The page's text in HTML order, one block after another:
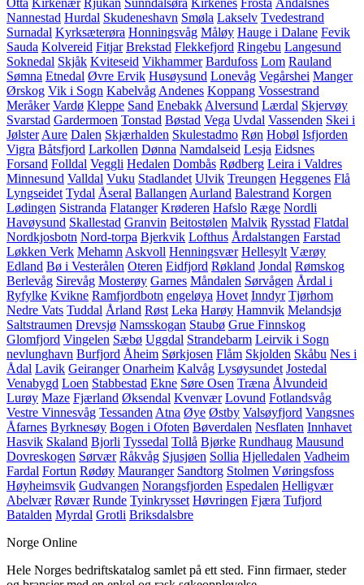
Nannestad Hurdal Skudeneshavn Smøla Lakselv Tvedestrand
Surnadal Kyrksæterøra Honningsvåg Måløy Hauge i Dalane Fevik
Sauda Kolvereid Fitjar Brekstad Flekkefjord Ringebu Langesund
Soknedal Skjåk Kviteseid Vikhammer Bardufoss Lom Rauland
Sømna Etnedal Øvre Ervik Husøysund Lonevåg Vegårshei Manger
Ørskog Vik i Sogn Kabelvåg Andenes Koppang Vossestrand
Meråker Vardø Kleppe Sand Enebakk Alversund Lærdal Skjervøy
Svarstad Gardermoen Tonstad Bøstad Vega Uvdal Vassenden Skei i
Jølster Aure Dalen Skjærhalden Skulestadmo Røn Hobøl Isfjorden
Vigra Båtsfjord Larkollen Dønna Namdalseid Lesja Eidsnes
Forsand Folldal Veggli Hedalen Dombås Rødberg Leira i Valdres
Minnesund Valldal Vuku Stadlandet Ulvik Treungen Heggenes Flå
Lyngseidet Tydal Åseral Ballangen Aurland Balestrand Korgen
Lødingen Sistranda Flatanger Krøderen Hafslo Ræge Nordli
Havøysund Skallestad Granvin Beitostølen Malvik Rysstad Flatdal
Nordkjosbotn Nord-torpa Bjerkvik Lofthus Årdalstangen Farstad
Løkken Verk Mehamn Askvoll Henningsvær Hellesylt Værøy
Edland Bø i Vesterålen Oteren Eidfjord Røkland Jondal Rømskog
Berlevåg Sirevåg Mosterøy Garnes Måndalen Sørvågen Årdal i
Ryfylke Kvikne Ramfjordbotn engeløya Hovet Inndyr Tjørhom
Nedre Vats Tuddal Årland Røst Leka Harøy Hamnvik Melandsjø
Saltstraumen Drevsjø Namsskogan Staubø Grue Finnskog
Glomfjord Vingelen Sæbø Uggdal Strandebarm Leirvik i Sogn
nevlunghavn Burfjord Åheim Sørkjosen Flåm Skjolden Skåbu Nes i
Ådal Lavik Geiranger Onarheim Kalvåg Lysøysundet Jostedal
Venabygd Loen Stabbestad Ekne Søre Osen Træna Ålvundeid
Lurøy Maze Fjærland Øksendal Kvenvær Lovund Fotlandsvåg
Vestre Vinnesvåg Tessanden Atna Øye Østby Valsøyfjord Vangsnes
Åfarnes Byrknesøy Bogen i Ofoten Bøverdalen Nesflaten Innhavet
Hasvik Skaland Bjorli Tyssedal Tollå Bjørke Rundhaug Mausund
Dovreskogen Sørvær Råkvåg Sjusjøen Sollia Hjelledalen Vadheim
Fardal Fortun Rødøy Mauranger Sandtorg Stolmen Vøringsfoss
Høyheimsvik Gudvangen Norangsfjorden Espedalen Helligvær
Abelvær Røvær Runde Tyinkrysset Høvringen Fjæra Tufjord
Batalden Myrdal Grotli Briksdalsbre
Norge Online
Hele Norges bedriftskatalog samlet på ett sted. Finn firmaer, steder